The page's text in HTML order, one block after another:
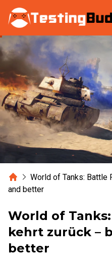
Zum Hauptinhalt springen
HomeWorld of Tanks: Battle
and better
World of
kehrt zurück –
better